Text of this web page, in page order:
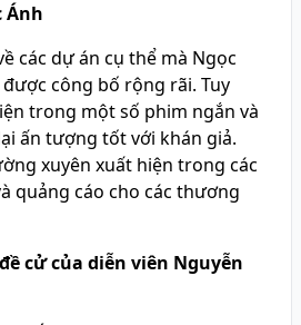
Ánh
các dự án cụ thể mà Ngọc
công bố rộng rãi. Tuy
trong một số phim ngắn và
ấn tượng tốt với khán giả.
xuyên xuất hiện trong các
quảng cáo cho các thương
cử của diễn viên Nguyễn